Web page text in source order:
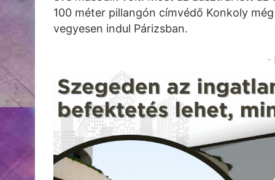
100 méter pillangón címvédő Konkoly
vegyesen indul Párizsban.
-